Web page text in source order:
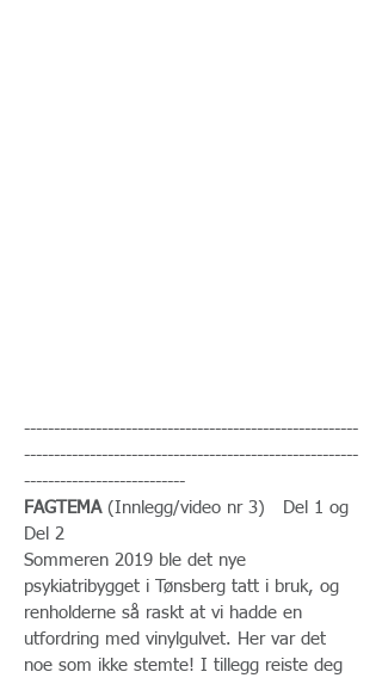
--------------------------------------------------------
--------------------------------------------------------
---------------------------
FAGTEMA(Innlegg/video nr 3) Del 1 og
Del 2
Sommeren 2019 ble det nye
psykiatribygget i Tønsberg tatt i bruk, og
renholderne så raskt at vi hadde en
utfordring med vinylgulvet. Her var det
noe som ikke stemte! I tillegg reiste deg